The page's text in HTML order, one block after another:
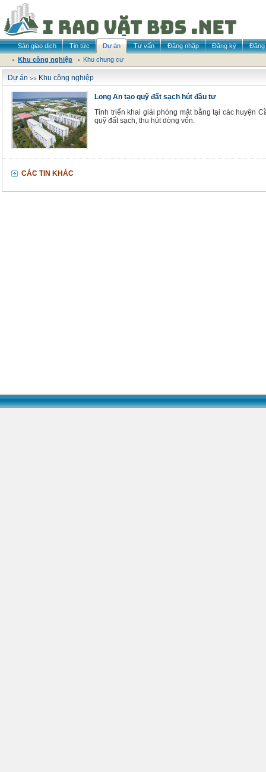
Sàn giao dịch Tin tức Dự án Tư vấn Đăng nhập Đăng ký
Đăng
Khu công nghiệp
Khu chung cư
Dự án >> Khu công nghiệp
Long An tạo quỹ đất sạch hút đầu tư
Tỉnh triển khai giải phóng mặt bằng tại các huyện
quỹ đất sạch, thu hút dòng vốn.
CÁC TIN KHÁC